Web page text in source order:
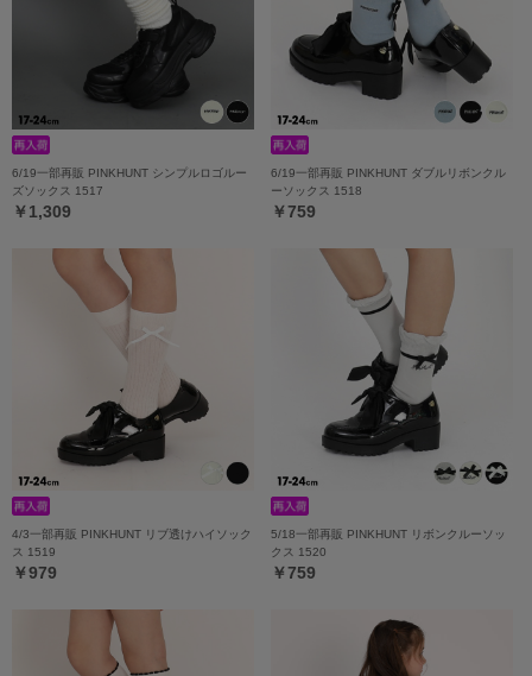
6/19一部再販 PINKHUNT シンプルロゴルー
ズソックス 1517
￥1,309
6/19一部再販 PINKHUNT ダブルリボンクル
ーソックス 1518
￥759
4/3一部再販 PINKHUNT リブ透けハイソック
ス 1519
￥979
5/18一部再販 PINKHUNT リボンクルーソッ
クス 1520
￥759